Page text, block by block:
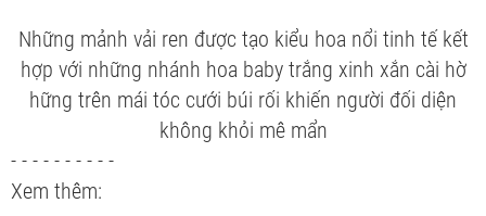
Những mảnh vải ren được tạo kiểu hoa nổi tinh tế kết
hợp với những nhánh hoa baby trắng xinh xắn cài hờ
hững trên mái tóc cưới búi rối khiến người đối diện
không khỏi mê mẩn
- - - - - - - - - -
Xem thêm: